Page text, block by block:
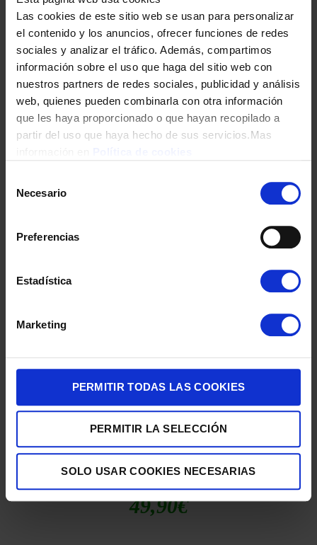
Las cookies de este sitio web se usan para personalizar
el contenido y los anuncios, ofrecer funciones de redes
sociales y analizar el tráfico. Además, compartimos
información sobre el uso que haga del sitio web con
nuestros partners de redes sociales, publicidad y análisis
web, quienes pueden combinarla con otra información
que les haya proporcionado o que hayan recopilado a
partir del uso que haya hecho de sus servicios.Mas
Necesario
Preferencias
Estadística
Marketing
PERMITIR TODAS LAS COOKIES
PERMITIR LA SELECCIÓN
SOLO USAR COOKIES NECESARIAS
DENTAL ORAL-B DB4.510K INFANTIL CARS (PILA)
15,00€
DENTAL ORAL-B DB4.510K INFANTIL PRINCESAS DISNEY
DENTAL ORAL-B IO2LABORATORY/BK NEGRO
49,90€